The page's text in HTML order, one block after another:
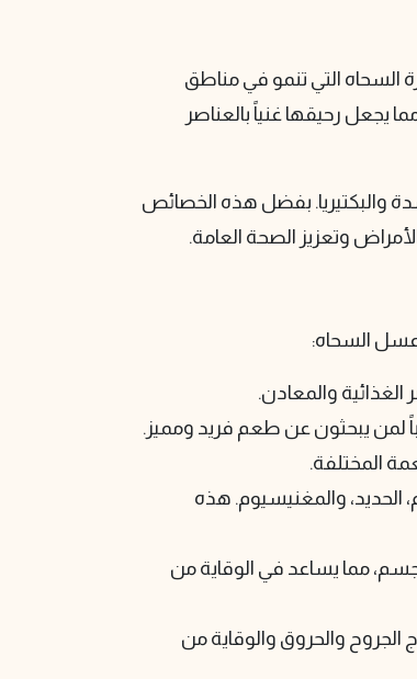
السحاه التي تنمو في مناطق
يجعل رحيقها غنياً بالعناصر
والبكتيريا. بفضل هذه الخصائص
وتعزيز الصحة العامة.
عسل السحاه:
الغذائية والمعادن.
لمن يبحثون عن طعم فريد ومميز.
المختلفة.
الحديد، والمغنيسيوم. هذه
مما يساعد في الوقاية من
والحروق والوقاية من